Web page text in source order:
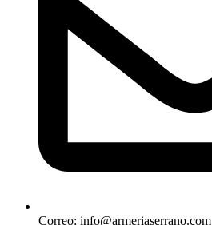
Correo: info@armeriaserrano.com